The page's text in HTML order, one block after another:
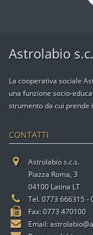
Astrolabio
La cooperativa sociale
una funzione socio-
strumento da cui prende
CONTATTI
Astrolabio s.c.s.
Piazza Roma, 3
04100 Latina LT
Tel. 0773 666315 -
Fax: 0773 470100
Email: